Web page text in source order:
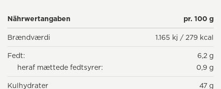
Nährwertangaben pr. 100 g
Brændværdi 1.165 kj / 279 kcal
Fedt:
6,2 g
heraf mættede fedtsyrer:
0,9 g
Kulhydrater 47 g